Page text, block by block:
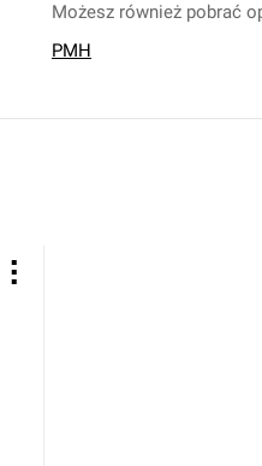
Możesz również pobrać
PMH